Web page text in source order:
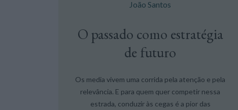
João Santos
O passado como estratégia
de futuro
Os media vivem uma corrida pela atenção e pela
relevância. E para quem quer competir nessa
estrada, conduzir às cegas é a pior das